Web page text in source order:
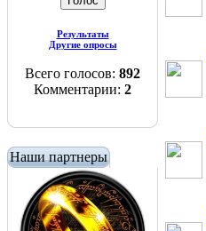
Результаты
Другие опросы
Всего голосов: 892
Комментарии: 2
Наши партнеры